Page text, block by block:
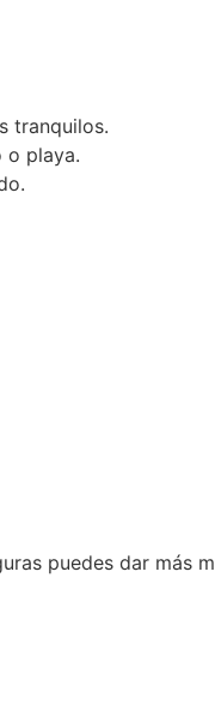
tranquilos.
o playa.
puedes dar más